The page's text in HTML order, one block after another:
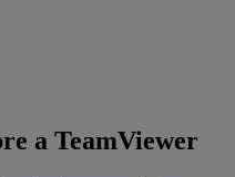
a TeamViewer